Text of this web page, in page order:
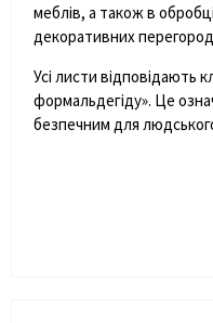
меблів, а також в
декоративних
Усі листи відповідають
формальдегіду». Це
безпечним для